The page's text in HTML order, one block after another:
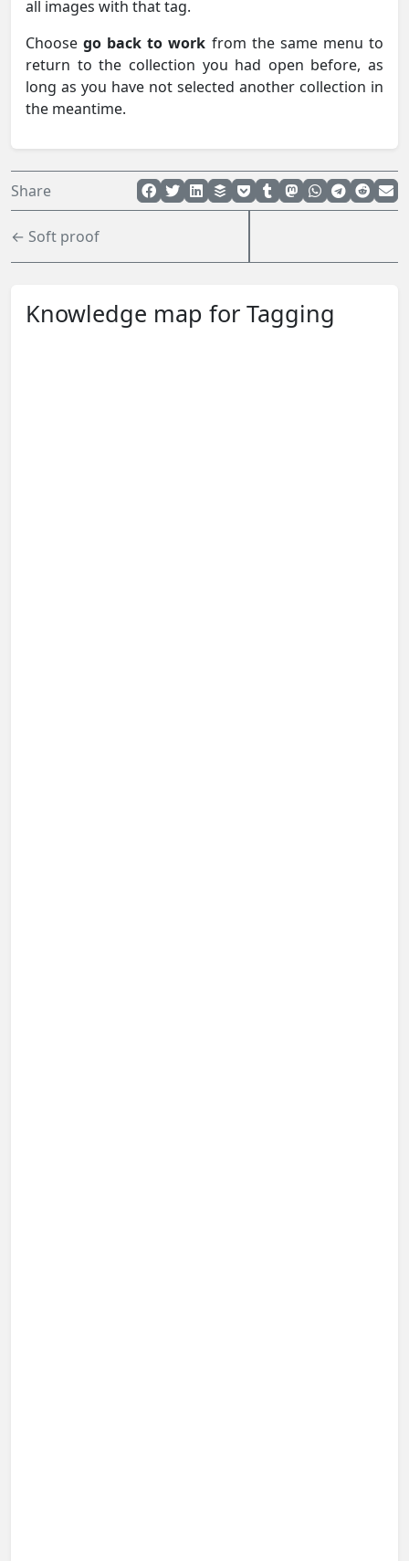
all images with that tag.
Choosego back to work from the same menu to
return to the collection you had open before, as
long as you have not selected another collection in
the meantime.
Share
← Soft proof
Knowledge map for Tagging